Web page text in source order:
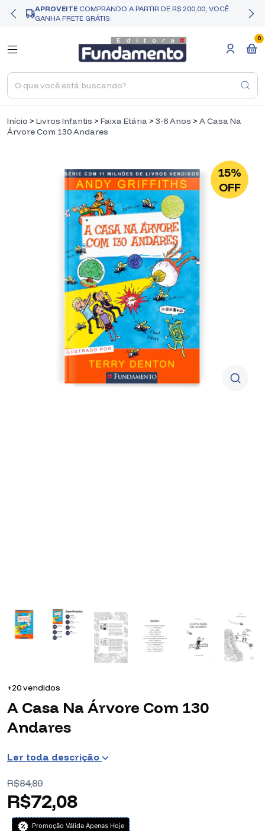
APROVEITE COMPRANDO A PARTIR DE R$ 200,00, VOCÊ
GANHA FRETE GRÁTIS.
0
Início > Livros Infantis > Faixa Etária > 3-6 Anos > A Casa Na
Árvore Com 130 Andares
15%
OFF
+20 vendidos
A Casa Na Árvore Com 130
Andares
Ler toda descrição
R$84,80
R$72,08
Promoção Válida Apenas Hoje